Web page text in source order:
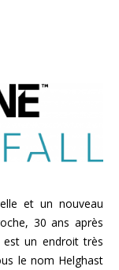
et un nouveau
30 ans après
est un endroit très
le nom Helghast